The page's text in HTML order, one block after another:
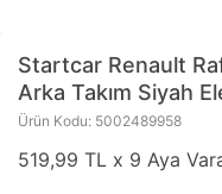
Startcar Renault
Arka Takım Siyah
Ürün Kodu: 5002489958
519,99 TL x 9 Aya